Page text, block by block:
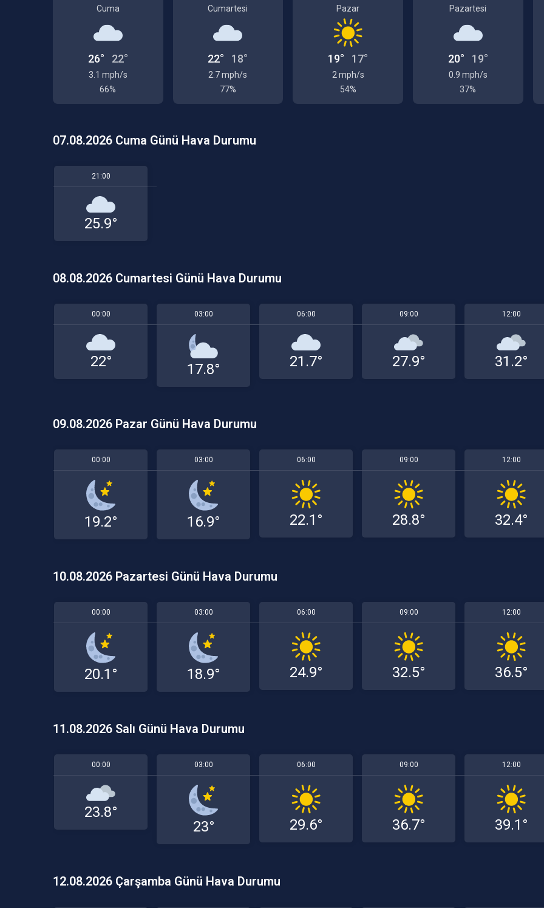
Cuma
26° 22°
3.1 mph/s
66%
Cumartesi
22° 18°
2.7 mph/s
77%
Pazar
19° 17°
2 mph/s
54%
Pazartesi
20° 19°
0.9 mph/s
37%
07.08.2026 Cuma Günü Hava Durumu
21:00
25.9°
08.08.2026 Cumartesi Günü Hava Durumu
00:00
22°
03:00
17.8°
06:00
21.7°
09:00
27.9°
12:00
31.2°
09.08.2026 Pazar Günü Hava Durumu
00:00
19.2°
03:00
16.9°
06:00
22.1°
09:00
28.8°
12:00
32.4°
10.08.2026 Pazartesi Günü Hava Durumu
00:00
20.1°
03:00
18.9°
06:00
24.9°
09:00
32.5°
12:00
36.5°
11.08.2026 Salı Günü Hava Durumu
00:00
23.8°
03:00
23°
06:00
29.6°
09:00
36.7°
12:00
39.1°
12.08.2026 Çarşamba Günü Hava Durumu